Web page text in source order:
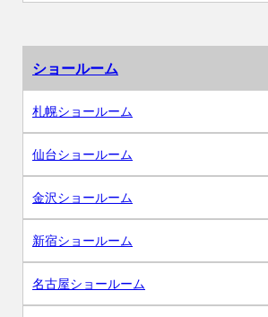
ショールーム
札幌ショールーム
仙台ショールーム
金沢ショールーム
新宿ショールーム
名古屋ショールーム